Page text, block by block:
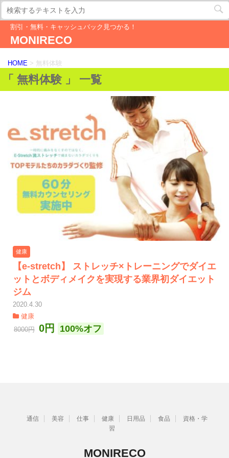
割引・無料・キャッシュバック見つかる！
MONIRECO
HOME > 無料体験
「 無料体験 」 一覧
健康
【e-stretch】 ストレッチ×トレーニングでダイエ
ットとボディメイクを実現する業界初ダイエット
ジム
2020.4.30
健康
8000円 0円 100%オフ
通信 美容 仕事 健康 日用品 食品
資格・学
習
MONIRECO